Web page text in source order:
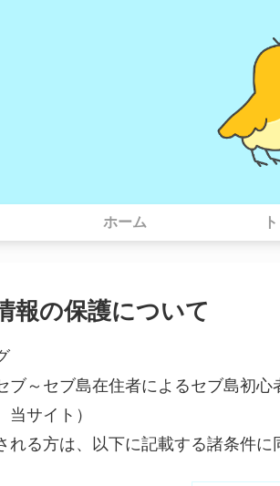
ホーム
報の保護について
ブ～セブ島在住者によるセブ島初
当サイト）
れる方は、以下に記載する諸条件に